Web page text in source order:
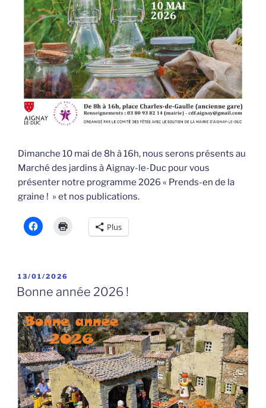
Dimanche 10 mai de 8h à 16h, nous serons présents au
Marché des jardins à Aignay-le-Duc pour vous
présenter notre programme 2026 « Prends-en de la
graine ! » et nos publications.
Plus
PUBLIÉ
LE
13/01/2026
Bonne année 2026 !